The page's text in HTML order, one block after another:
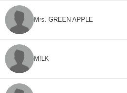
Mrs. GREEN APPLE
M!LK